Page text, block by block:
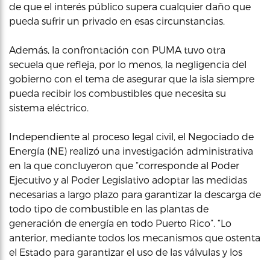
de que el interés público supera cualquier daño que
pueda sufrir un privado en esas circunstancias.
Además, la confrontación con PUMA tuvo otra
secuela que refleja, por lo menos, la negligencia del
gobierno con el tema de asegurar que la isla siempre
pueda recibir los combustibles que necesita su
sistema eléctrico.
Independiente al proceso legal civil, el Negociado de
Energía (NE) realizó una investigación administrativa
en la que concluyeron que “corresponde al Poder
Ejecutivo y al Poder Legislativo adoptar las medidas
necesarias a largo plazo para garantizar la descarga de
todo tipo de combustible en las plantas de
generación de energía en todo Puerto Rico”. “Lo
anterior, mediante todos los mecanismos que ostenta
el Estado para garantizar el uso de las válvulas y los